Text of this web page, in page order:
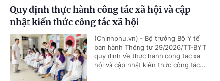
Quy định thực hành công tác xã hội và cập
nhật kiến thức công tác xã hội
(Chinhphu.vn) - Bộ trưởng Bộ Y tế
ban hành Thông tư 29/2026/TT-BYT
quy định về thực hành công tác xã
hội và cập nhật kiến thức công tác...